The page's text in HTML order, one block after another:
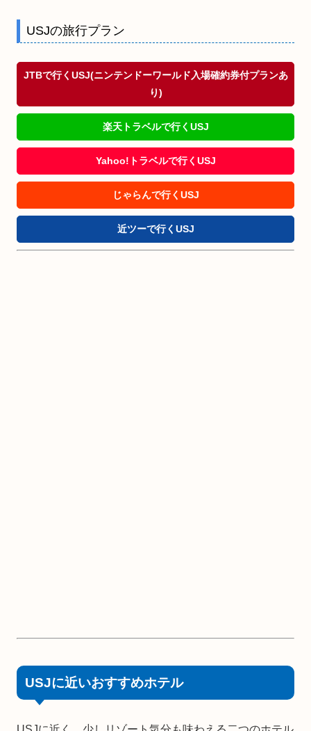
USJの旅行プラン
JTBで行くUSJ(ニンテンドーワールド入場確約券付プランあ
り)
楽天トラベルで行くUSJ
Yahoo!トラベルで行くUSJ
じゃらんで行くUSJ
近ツーで行くUSJ
USJに近いおすすめホテル